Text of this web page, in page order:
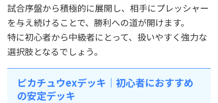
試合序盤から積極的に展開し、相手にプレッシャー
を与え続けることで、勝利への道が開けます。
特に初心者から中級者にとって、扱いやすく強力な
選択肢となるでしょう。
ピカチュウexデッキ｜初心者におすすめ
の安定デッキ